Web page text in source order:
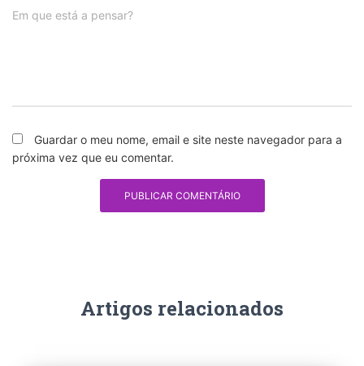
Em que está a pensar?
Guardar o meu nome, email e site neste navegador para a
próxima vez que eu comentar.
Artigos relacionados